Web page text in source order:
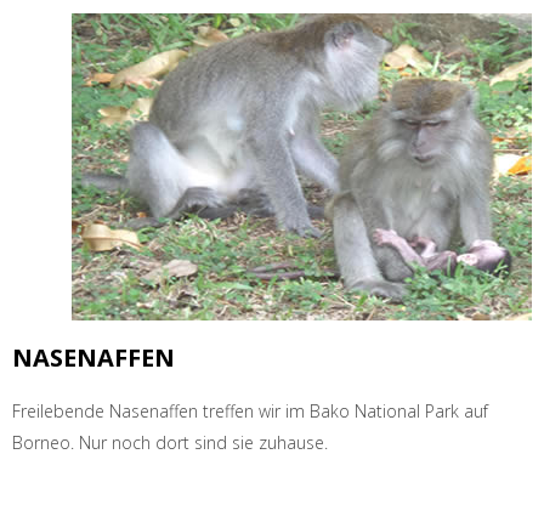
NASENAFFEN
Freilebende Nasenaffen treffen wir im Bako National Park auf
Borneo. Nur noch dort sind sie zuhause.